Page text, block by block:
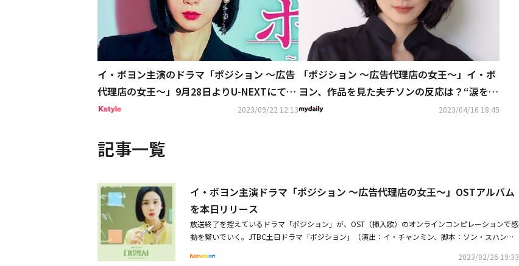
イ・ボヨン主演のドラマ「ポジション ～広告
代理店の女王～」9月28日よりU-NEXTにて独
占配信
2023/09/22 12:13
「ポジション ～広告代理店の女王～」イ・ボ
ヨン、作品を見た夫チソンの反応は？“涙を流
していた”【ネタバレあり】
2023/04/16 18:45
記事一覧
イ・ボヨン主演ドラマ「ポジション ～広告代理店の女王～」OSTアルバム
を本日リリース
放送終了を控えているドラマ「ポジション」が、OST（挿入歌）のオンラインコンピレーションで感
動を繋いでいく。JTBC土日ドラマ「ポジション」（演出：イ・チャンミン、脚本：ソン・スハン）
には、過去を追憶しながらまだ関係が終わってないと歌うジョニー・スティムソンの「Don't Sa
2023/02/26 19:33